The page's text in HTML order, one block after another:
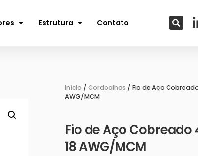
Estrutura Contato
Início / Cordoalhas / Fio de Aço Cobreado
AWG/MCM
Fio de Aço Cobreado
18 AWG/MCM